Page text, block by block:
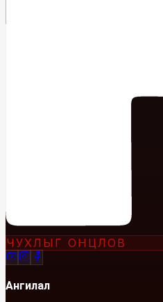
ЧУХЛЫГ ОНЦЛОВ
Ангилал